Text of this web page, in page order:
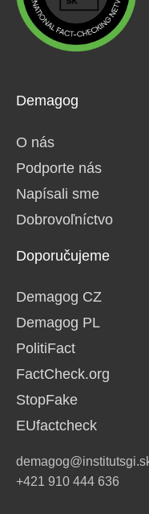
Demagog
O nás
Podporte nás
Napísali sme
Dobrovoľníctvo
Doporučujeme
Demagog CZ
Demagog PL
PolitiFact
FactCheck.org
StopFake
EUfactcheck
+421 910 444 636